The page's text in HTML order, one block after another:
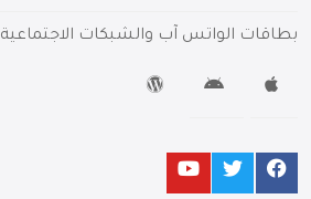
بطاقات الواتس آب والشبكات الاجتماعية